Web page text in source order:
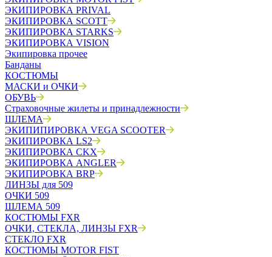
ЭКИПИРОВКА PRIVAL
ЭКИПИРОВКА SCOTT
ЭКИПИРОВКА STARKS
ЭКИПИРОВКА VISION
Экипировка прочее
Банданы
КОСТЮМЫ
МАСКИ и ОЧКИ
ОБУВЬ
Страховочные жилеты и принадлежности
ШЛЕМА
ЭКИПИПИРОВКА VEGA SCOOTER
ЭКИПИРОВКА LS2
ЭКИПИРОВКА CKX
ЭКИПИРОВКА ANGLER
ЭКИПИРОВКА BRP
ЛИНЗЫ для 509
ОЧКИ 509
ШЛЕМА 509
КОСТЮМЫ FXR
ОЧКИ, СТЕКЛА, ЛИНЗЫ FXR
СТЕКЛО FXR
КОСТЮМЫ MOTOR FIST